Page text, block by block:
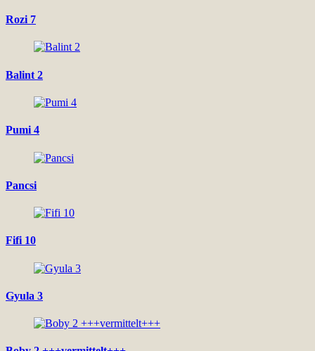
Rozi 7
Balint 2
Pumi 4
Pancsi
Fifi 10
Gyula 3